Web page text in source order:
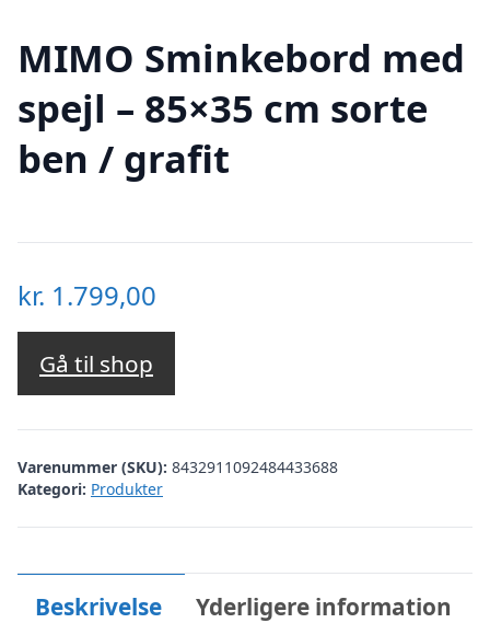
MIMO Sminkebord med
spejl – 85×35 cm sorte
ben / grafit
kr. 1.799,00
Gå til shop
Varenummer (SKU): 8432911092484433688
Kategori: Produkter
Beskrivelse Yderligere information